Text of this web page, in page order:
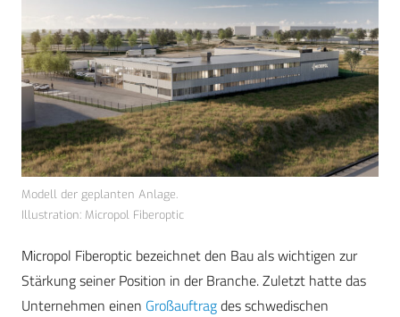
Modell der geplanten Anlage.
Illustration: Micropol Fiberoptic
Micropol Fiberoptic bezeichnet den Bau als wichtigen zur
Stärkung seiner Position in der Branche. Zuletzt hatte das
Unternehmen einen Großauftragdes schwedischen